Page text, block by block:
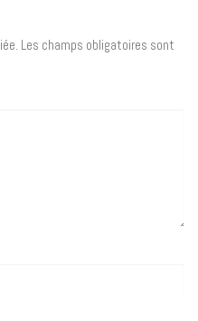
Les champs obligatoires sont